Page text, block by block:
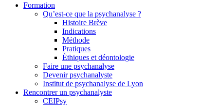
Formation
Qu’est-ce que la psychanalyse ?
Histoire Brève
Indications
Méthode
Pratiques
Éthiques et déontologie
Faire une psychanalyse
Devenir psychanalyste
Institut de psychanalyse de Lyon
Rencontrer un psychanalyste
CEIPsy